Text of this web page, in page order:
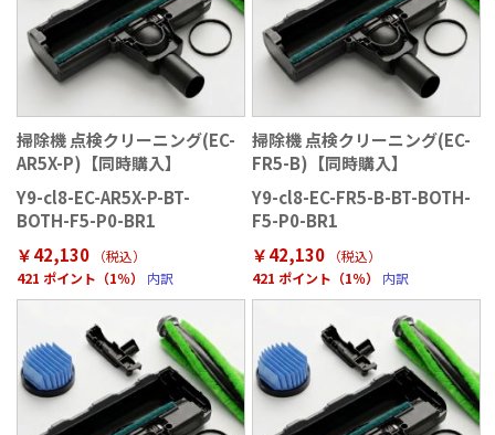
掃除機 点検クリーニング(EC-
AR5X-P)【同時購入】
Y9-cl8-EC-AR5X-P-BT-
BOTH-F5-P0-BR1
￥42,130
（税込）
421 ポイント（1％）
内訳
掃除機 点検クリーニング(EC-
FR5-B)【同時購入】
Y9-cl8-EC-FR5-B-BT-BOTH-
F5-P0-BR1
￥42,130
（税込）
421 ポイント（1％）
内訳